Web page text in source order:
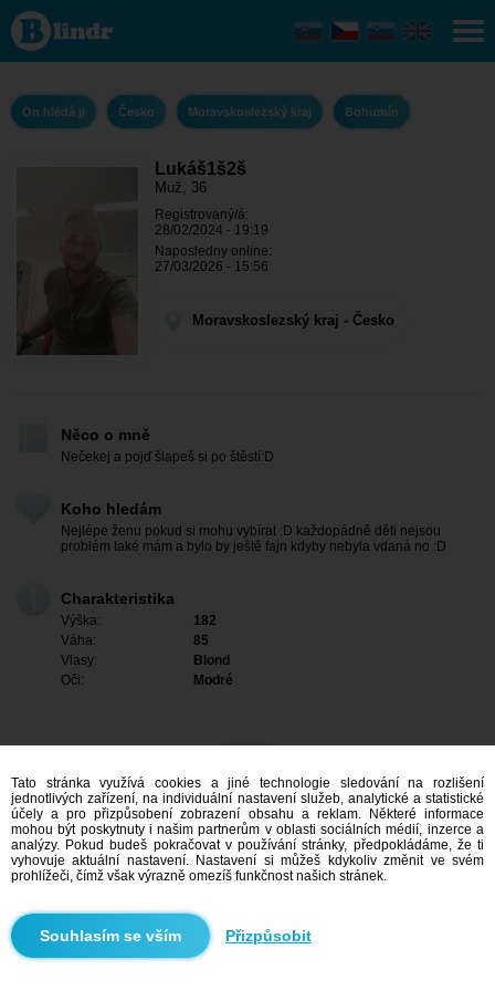
Lukáš1š2š - On
hledá ji
Moravskoslezský
kraj - Bohumín
On hledá ji Česko Moravskoslezský kraj Bohumín
Lukáš1š2š
Muž, 36
Registrovaný/á:
28/02/2024 - 19:19
Naposledny online:
27/03/2026 - 15:56
Moravskoslezský kraj - Česko
Něco o mně
Nečekej a pojď šlapeš si po štěstí:D
Koho hledám
Nejlépe ženu pokud si mohu vybírat :D každopádně děti nejsou
problém také mám a bylo by ještě fajn kdyby nebyla vdaná no :D
Charakteristika
Výška:
182
Váha:
85
Vlasy:
Blond
Oči:
Modré
Vyhledávání
Tato stránka využívá cookies a jiné technologie sledování na rozlišení
jednotlivých zařízení, na individuální nastavení služeb, analytické a statistické
účely a pro přizpůsobení zobrazení obsahu a reklam. Některé informace
mohou být poskytnuty i našim partnerům v oblasti sociálních médií, inzerce a
analýzy. Pokud budeš pokračovat v používání stránky, předpokládáme, že ti
vyhovuje aktuální nastavení. Nastavení si můžeš kdykoliv změnit ve svém
prohlížeči, čímž však výrazně omezíš funkčnost našich stránek.
Přizpůsobit